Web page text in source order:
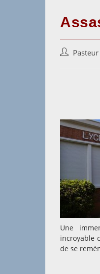
Auteur/
Une
incroyable
de se